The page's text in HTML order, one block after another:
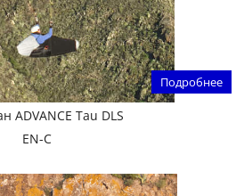
Подробнее
ADVANCE Tau DLS
EN-C